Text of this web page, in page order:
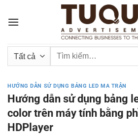
qua
Tìm
HƯỚNG DẪN SỬ DỤNG BẢNG LED MA TRẬN
Hướng dẫn sử dụng bảng
color trên máy tính bằng
HDPlayer